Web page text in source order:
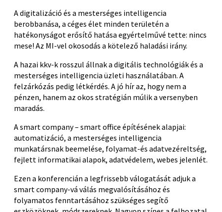
A digitalizáció és a mesterséges intelligencia
berobbanása, a céges élet minden területén a
hatékonyságot erősítő hatása egyértelművé tette: nincs
mese! Az MI-vel okosodás a kötelező haladási irány.
A hazai kkv-k rosszul állnak a digitális technológiák és a
mesterséges intelligencia üzleti használatában. A
felzárkózás pedig létkérdés. A jó hír az, hogy nem a
pénzen, hanem az okos stratégián múlik a versenyben
maradás.
A smart company – smart office építésének alapjai:
automatizáció, a mesterséges intelligencia
munkatársnak beemelése, folyamat-és adatvezéreltség,
fejlett informatikai alapok, adatvédelem, webes jelenlét.
Ezen a konferencián a legfrissebb válogatását adjuk a
smart company-vá válás megvalósításához és
folyamatos fenntartásához szükséges segítő